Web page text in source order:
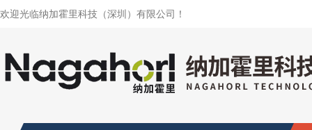
欢迎光临纳加霍里科技（深圳）有限公司！